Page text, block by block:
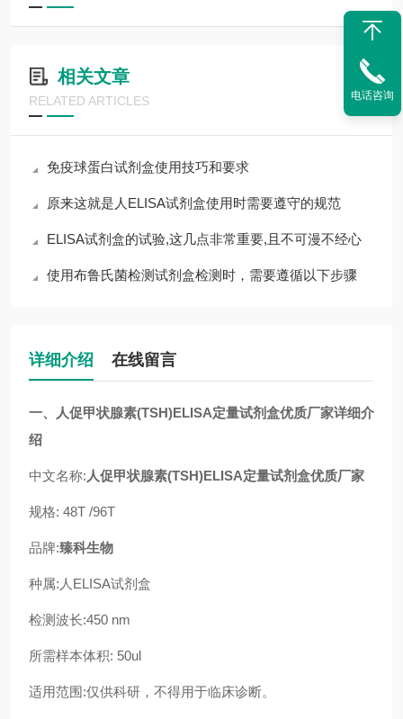
相关文章
RELATED ARTICLES
免疫球蛋白试剂盒使用技巧和要求
原来这就是人ELISA试剂盒使用时需要遵守的规范
ELISA试剂盒的试验,这几点非常重要,且不可漫不经心
使用布鲁氏菌检测试剂盒检测时，需要遵循以下步骤
详细介绍 在线留言
一、人促甲状腺素(TSH)ELISA定量试剂盒优质厂家详细介
绍
中文名称: 人促甲状腺素(TSH)ELISA定量试剂盒优质厂家
规格: 48T /96T
品牌:臻科生物
种属:人ELISA试剂盒
检测波长:450 nm
所需样本体积: 50ul
适用范围:仅供科研，不得用于临床诊断。
电话咨询